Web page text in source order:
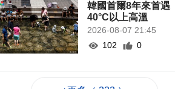
韓國首爾8年來首遇
40°C以上高溫
2026-08-07 21:45
102
0